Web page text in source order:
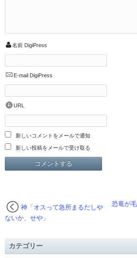
名前 DigiPress
E-mail DigiPress
URL
新しいコメントをメールで通知
新しい投稿をメールで受け取る
恐竜が
神「オスって急所まるだしや
ないか、せや」
カテゴリー